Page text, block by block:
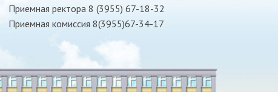
Приемная ректора 8 (3955) 67-18-32
Приемная комиссия 8(3955)67-34-17